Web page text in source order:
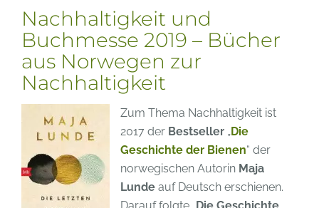
Nachhaltigkeit und
Buchmesse 2019 – Bücher
aus Norwegen zur
Nachhaltigkeit
Zum Thema Nachhaltigkeit ist
2017 der Bestseller „Die
Geschichte der Bienen“ der
norwegischen Autorin Maja
Lunde auf Deutsch erschienen.